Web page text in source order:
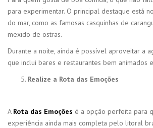
para experimentar. O principal destaque está
do mar, como as famosas casquinhas de
mexido de ostras.
Durante a noite, ainda é possível aproveitar a
que inclui bares e restaurantes bem animados
Realize a Rota das Emoções
A Rota das Emoções é a opção perfeita para
experiência ainda mais completa pelo litoral